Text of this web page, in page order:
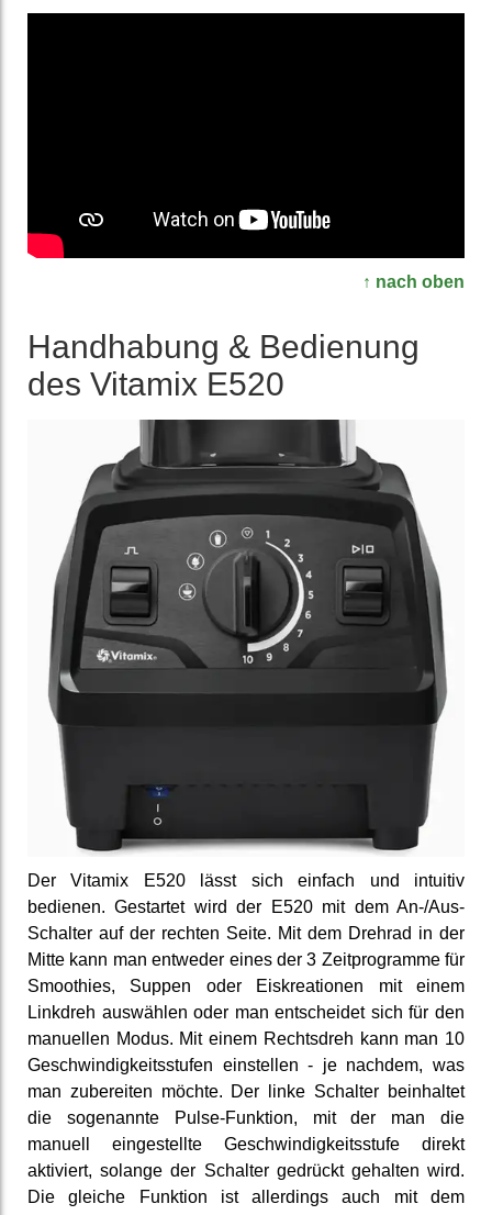
↑ nach oben
Handhabung & Bedienung
des Vitamix E520
Der Vitamix E520 lässt sich einfach und intuitiv
bedienen. Gestartet wird der E520 mit dem An-/Aus-
Schalter auf der rechten Seite. Mit dem Drehrad in der
Mitte kann man entweder eines der 3 Zeitprogramme für
Smoothies, Suppen oder Eiskreationen mit einem
Linkdreh auswählen oder man entscheidet sich für den
manuellen Modus. Mit einem Rechtsdreh kann man 10
Geschwindigkeitsstufen einstellen - je nachdem, was
man zubereiten möchte. Der linke Schalter be­inhaltet
die soge­nannte Pulse-Funktion, mit der man die
manuell ein­gestell­te Ge­schwindig­keits­stufe direkt
aktiviert, solange der Schalter gedrückt gehalten wird.
Die gleiche Funktion ist aller­dings auch mit dem